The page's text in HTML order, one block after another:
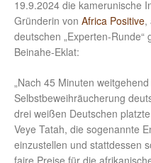
19.9.2024 die kamerunische
Gründerin von Africa Positive,
deutschen „Experten-
Beinahe-Eklat:
„Nach 45 Minuten
Selbstbeweihräucherung
drei weißen Deutschen
Veye Tatah, die sogenannte
einzustellen und stattdessen